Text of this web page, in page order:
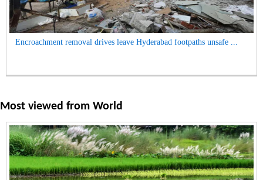
Encroachment removal drives leave Hyderabad footpaths unsafe ...
Most viewed from World